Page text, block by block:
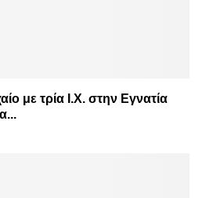
με τρία Ι.Χ. στην Εγνατία